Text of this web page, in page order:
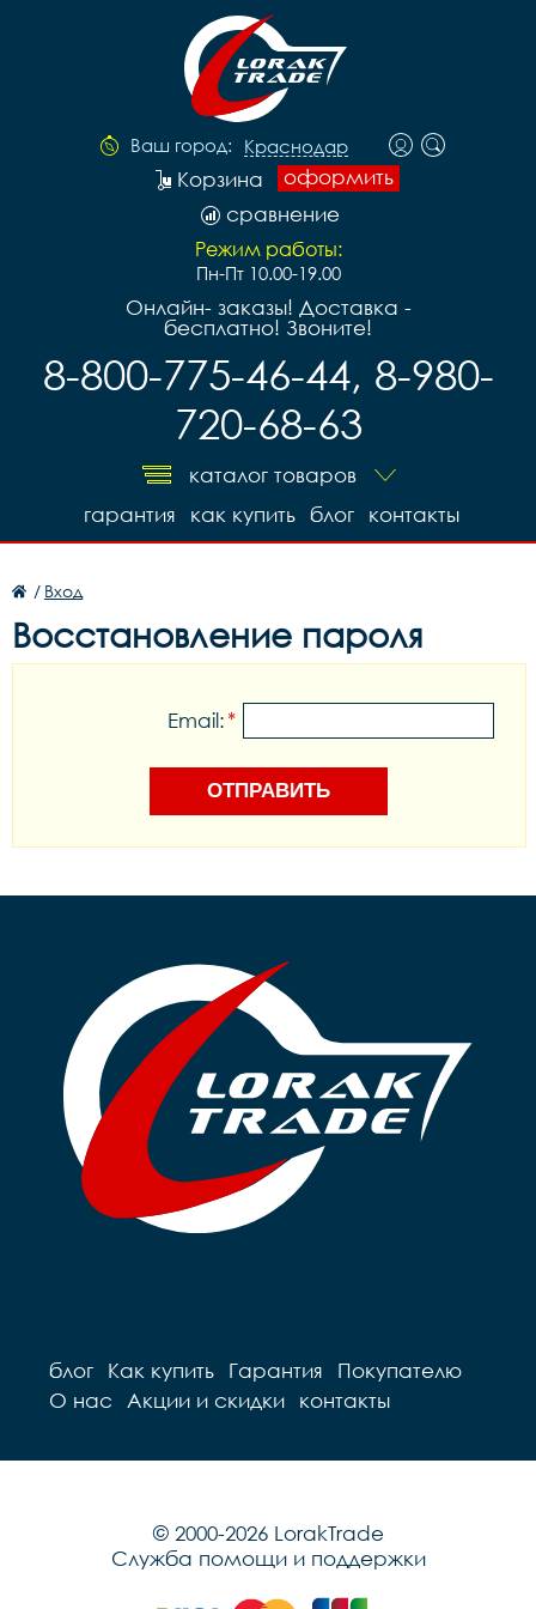
Ваш город: Краснодар
оформить
Корзина
сравнение
Режим работы:
Пн-Пт 10.00-19.00
Онлайн- заказы! Доставка -
бесплатно! Звоните!
8-800-775-46-44, 8-980-
720-68-63
каталог товаров
контакты
блог
как купить
гарантия
/ Вход
Восстановление пароля
Email:*
блог Как купить Гарантия
Покупателю
О нас
Акции и скидки контакты
© 2000-2026 LorakTrade
Служба помощи и поддержки